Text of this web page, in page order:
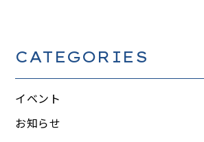
CATEGORIES
イベント
お知らせ